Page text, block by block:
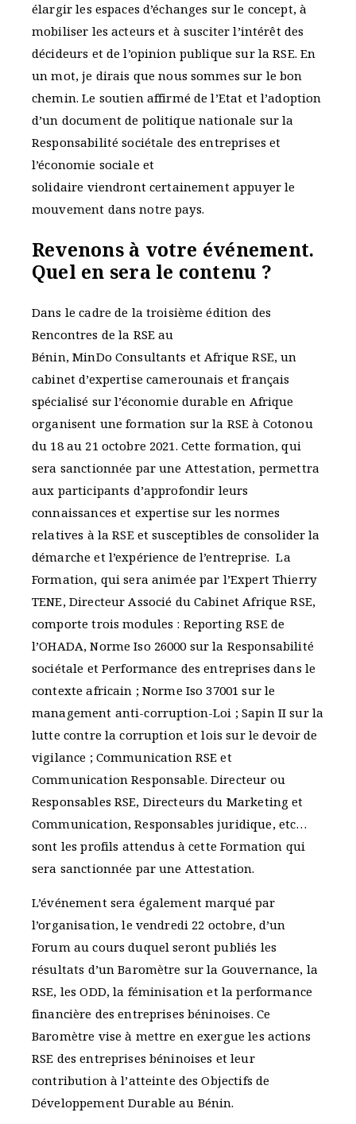
élargir les espaces d’échanges sur le concept, à
mobiliser les acteurs et à susciter l’intérêt des
décideurs et de l’opinion publique sur la RSE. En
un mot, je dirais que nous sommes sur le bon
chemin. Le soutien affirmé de l’Etat et l’adoption
d’un document de politique nationale sur la
Responsabilité sociétale des entreprises et
l’économie sociale et
solidaire viendront certainement appuyer le
mouvement dans notre pays.
Revenons à votre événement.
Quel en sera le contenu ?
Dans le cadre de la troisième édition des
Rencontres de la RSE au
Bénin, MinDo Consultants et Afrique RSE, un
cabinet d’expertise camerounais et français
spécialisé sur l’économie durable en Afrique
organisent une formation sur la RSE à Cotonou
du 18 au 21 octobre 2021. Cette formation, qui
sera sanctionnée par une Attestation, permettra
aux participants d’approfondir leurs
connaissances et expertise sur les normes
relatives à la RSE et susceptibles de consolider la
démarche et l’expérience de l’entreprise. La
Formation, qui sera animée par l’Expert Thierry
TENE, Directeur Associé du Cabinet Afrique RSE,
comporte trois modules : Reporting RSE de
l’OHADA, Norme Iso 26000 sur la Responsabilité
sociétale et Performance des entreprises dans le
contexte africain ; Norme Iso 37001 sur le
management anti-corruption-Loi ; Sapin II sur la
lutte contre la corruption et lois sur le devoir de
vigilance ; Communication RSE et
Communication Responsable. Directeur ou
Responsables RSE, Directeurs du Marketing et
Communication, Responsables juridique, etc…
sont les profils attendus à cette Formation qui
sera sanctionnée par une Attestation.
L’événement sera également marqué par
l’organisation, le vendredi 22 octobre, d’un
Forum au cours duquel seront publiés les
résultats d’un Baromètre sur la Gouvernance, la
RSE, les ODD, la féminisation et la performance
financière des entreprises béninoises. Ce
Baromètre vise à mettre en exergue les actions
RSE des entreprises béninoises et leur
contribution à l’atteinte des Objectifs de
Développement Durable au Bénin.